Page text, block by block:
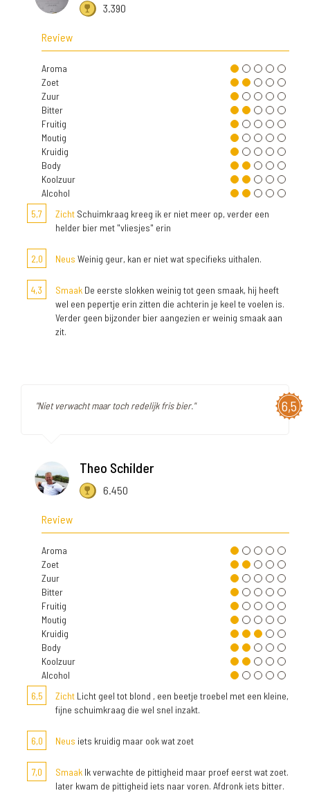
3.390
Review
Aroma
Zoet
Zuur
Bitter
Fruitig
Moutig
Kruidig
Body
Koolzuur
Alcohol
5,7
Zicht Schuimkraag kreeg ik er niet meer op, verder een
helder bier met "vliesjes" erin
2,0 Neus Weinig geur, kan er niet wat specifieks uithalen.
4,3 Smaak De eerste slokken weinig tot geen smaak, hij heeft
wel een pepertje erin zitten die achterin je keel te voelen is.
Verder geen bijzonder bier aangezien er weinig smaak aan
zit.
6,5
"Niet verwacht maar toch redelijk fris bier."
Theo Schilder
6.450
Review
Aroma
Zoet
Zuur
Bitter
Fruitig
Moutig
Kruidig
Body
Koolzuur
Alcohol
6,5
Zicht Licht geel tot blond , een beetje troebel met een kleine,
fijne schuimkraag die wel snel inzakt.
6,0 Neus iets kruidig maar ook wat zoet
7,0 Smaak Ik verwachte de pittigheid maar proef eerst wat zoet.
later kwam de pittigheid iets naar voren. Afdronk iets bitter.